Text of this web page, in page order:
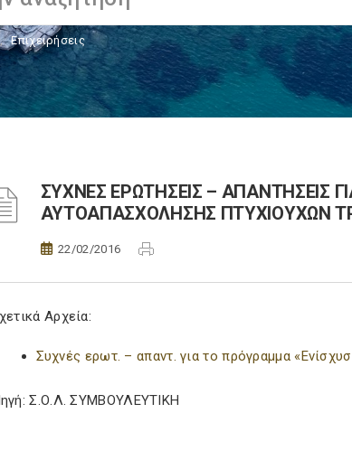
, Επιχειρήσεις
ΣΥΧΝΕΣ ΕΡΩΤΗΣΕΙΣ – ΑΠΑΝΤΗΣΕΙΣ
ΑΥΤΟΑΠΑΣΧΟΛΗΣΗΣ ΠΤΥΧΙΟΥΧΩΝ
22/02/2016
Αρχεία:
Συχνές ερωτ. – απαντ. για το πρόγραμμα
Σ.Ο.Λ. ΣΥΜΒΟΥΛΕΥΤΙΚΗ